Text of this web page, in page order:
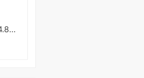
安卓横风动漫v1.3.4.8绿化版